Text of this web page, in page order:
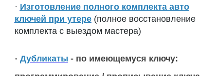
· Изготовление полного комплекта авто
ключей при утере (полное восстановление
комплекта с выездом мастера)
· Дубликаты- по имеющемуся ключу: